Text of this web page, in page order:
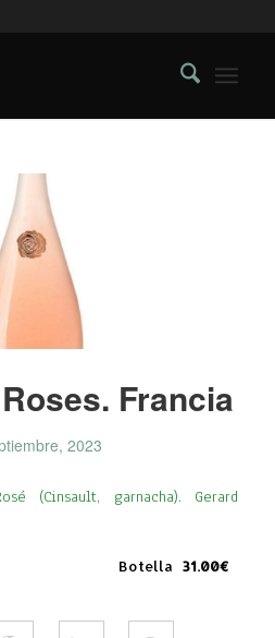
Francia
2023
(Cinsault, garnacha). Gerard
Botella 31.00€